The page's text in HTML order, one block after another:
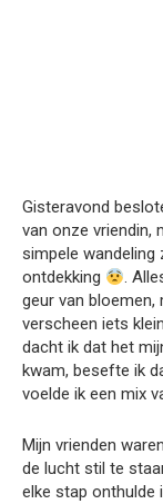
Gisteravond
van onze vriendin,
simpele wandeling
ontdekking
.
geur van
verscheen iets
dacht ik dat het
kwam, besefte ik
voelde ik een mix
Mijn vrienden
de lucht stil te
elke stap onthulde